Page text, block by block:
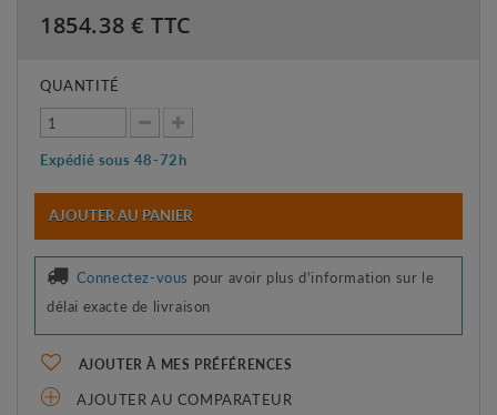
1854.38 € TTC
QUANTITÉ
Expédié sous 48-72h
AJOUTER AU PANIER
Connectez-vous pour avoir plus d'information sur le
délai exacte de livraison
AJOUTER À MES PRÉFÉRENCES
AJOUTER AU COMPARATEUR